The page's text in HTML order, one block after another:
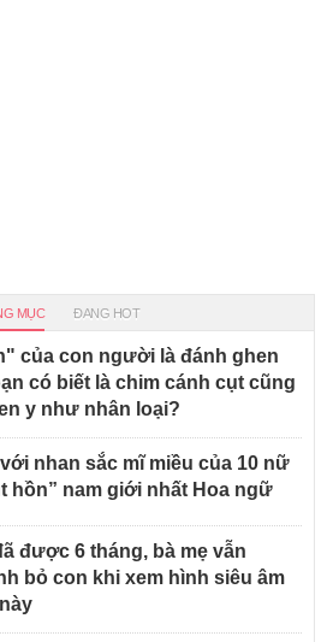
MỤC ĐANG HOT
của con người là đánh ghen
có biết là chim cánh cụt cũng
y như nhân loại?
nhan sắc mĩ miều của 10 nữ
hồn” nam giới nhất Hoa ngữ
được 6 tháng, bà mẹ vẫn
bỏ con khi xem hình siêu âm